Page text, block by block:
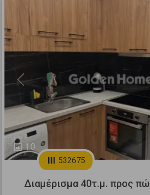
10
Previous
532675
Διαμέρισμα 40τ.μ. προς